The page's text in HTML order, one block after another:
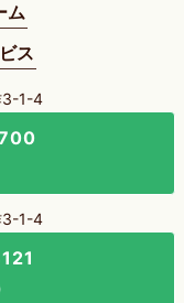
ム
ス
3-1-4
3-1-4